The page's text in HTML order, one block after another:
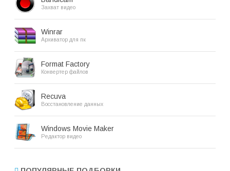
Захват видео
Winrar
Архиватор для пк
Format Factory
Конвертер файлов
Recuva
Восстановление данных
Windows Movie Maker
Редактор видео